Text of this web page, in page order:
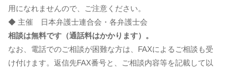
用になれませんので、ご注意ください。
◆ 主催 日本弁護士連合会・各弁護士会
相談は無料です（通話料はかかります）。
なお、電話でのご相談が困難な方は、FAXによるご相談も受
け付けます。返信先FAX番号と、ご相談内容等を記載して以